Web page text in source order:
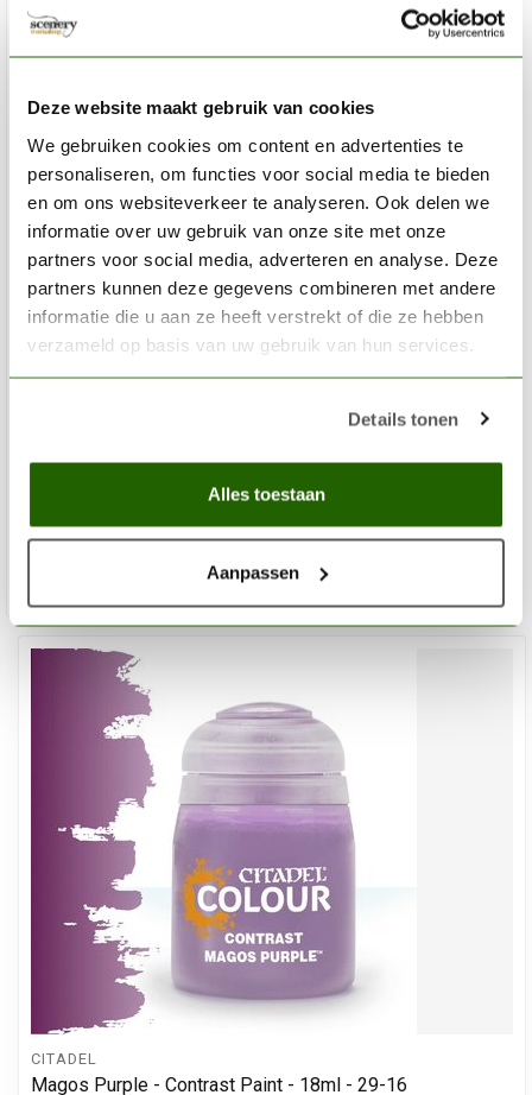
Deze website maakt gebruik van cookies
We gebruiken cookies om content en advertenties te
personaliseren, om functies voor social media te bieden
en om ons websiteverkeer te analyseren. Ook delen we
informatie over uw gebruik van onze site met onze
partners voor social media, adverteren en analyse. Deze
partners kunnen deze gegevens combineren met andere
informatie die u aan ze heeft verstrekt of die ze hebben
verzameld op basis van uw gebruik van hun services.
Details tonen
Alles toestaan
Aanpassen
Genestealer Purple - Layer Paint - 12ml - 22-10
€3,60
Op voorraad
CITADEL
Magos Purple - Contrast Paint - 18ml - 29-16